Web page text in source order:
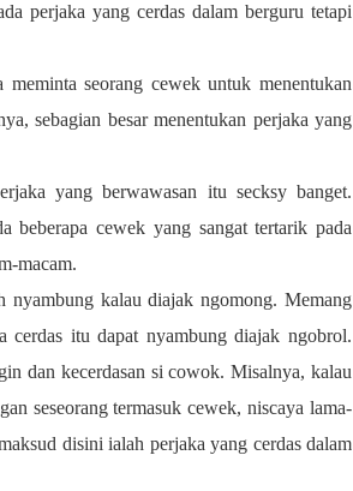
perjaka yang cerdas dalam berguru tetapi
seorang cewek untuk menentukan
sebagian besar menentukan perjaka yang
yang berwawasan itu secksy banget.
beberapa cewek yang sangat tertarik pada
macam.
nyambung kalau diajak ngomong. Memang
cerdas itu dapat nyambung diajak ngobrol.
dan kecerdasan si cowok. Misalnya, kalau
seseorang termasuk cewek, niscaya lama-
disini ialah perjaka yang cerdas dalam